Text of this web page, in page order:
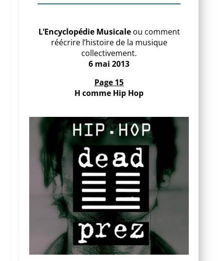
L’Encyclopédie Musicaleou comment
réécrire l’histoire de la musique
collectivement.
6 mai 2013
Page 15
H comme Hip Hop